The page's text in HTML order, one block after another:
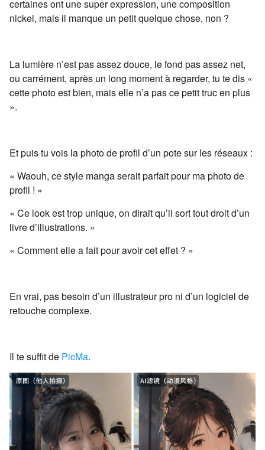
certaines ont une super expression, une composition
nickel, mais il manque un petit quelque chose, non ?
La lumière n’est pas assez douce, le fond pas assez net,
ou carrément, après un long moment à regarder, tu te dis «
cette photo est bien, mais elle n’a pas ce petit truc en plus
».
Et puis tu vois la photo de profil d’un pote sur les réseaux :
« Waouh, ce style manga serait parfait pour ma photo de
profil ! »
« Ce look est trop unique, on dirait qu’il sort tout droit d’un
livre d’illustrations. »
« Comment elle a fait pour avoir cet effet ? »
En vrai, pas besoin d’un illustrateur pro ni d’un logiciel de
retouche complexe.
Il te suffit de PicMa.